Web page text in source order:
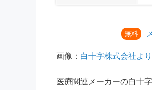
無料
画像： 白十字株式会社よ
医療関連メーカーの白十